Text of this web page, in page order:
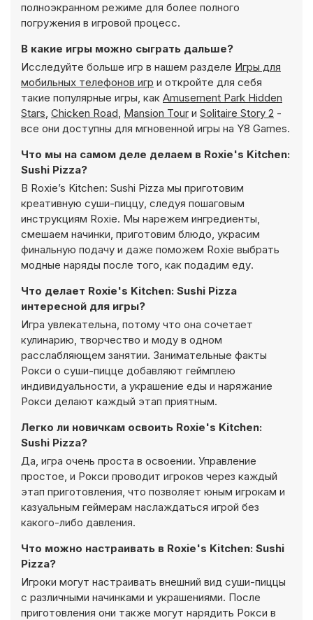
полноэкранном режиме для более полного
погружения в игровой процесс.
В какие игры можно сыграть дальше?
Исследуйте больше игр в нашем разделе Игры для
мобильных телефонов игр и откройте для себя
такие популярные игры, как Amusement Park Hidden
Stars, Chicken Road, Mansion Tour и Solitaire Story 2 -
все они доступны для мгновенной игры на Y8 Games.
Что мы на самом деле делаем в Roxie's Kitchen:
Sushi Pizza?
В Roxie’s Kitchen: Sushi Pizza мы приготовим
креативную суши-пиццу, следуя пошаговым
инструкциям Roxie. Мы нарежем ингредиенты,
смешаем начинки, приготовим блюдо, украсим
финальную подачу и даже поможем Roxie выбрать
модные наряды после того, как подадим еду.
Что делает Roxie's Kitchen: Sushi Pizza
интересной для игры?
Игра увлекательна, потому что она сочетает
кулинарию, творчество и моду в одном
расслабляющем занятии. Занимательные факты
Рокси о суши-пицце добавляют геймплею
индивидуальности, а украшение еды и наряжание
Рокси делают каждый этап приятным.
Легко ли новичкам освоить Roxie's Kitchen:
Sushi Pizza?
Да, игра очень проста в освоении. Управление
простое, и Рокси проводит игроков через каждый
этап приготовления, что позволяет юным игрокам и
казуальным геймерам наслаждаться игрой без
какого-либо давления.
Что можно настраивать в Roxie's Kitchen: Sushi
Pizza?
Игроки могут настраивать внешний вид суши-пиццы
с различными начинками и украшениями. После
приготовления они также могут нарядить Рокси в